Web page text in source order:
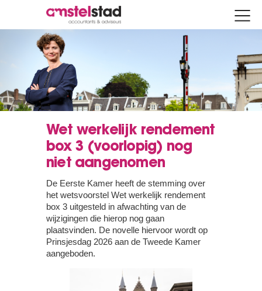
Wet werkelijk rendement
box 3 (voorlopig) nog
niet aangenomen
De Eerste Kamer heeft de stemming over
het wetsvoorstel Wet werkelijk rendement
box 3 uitgesteld in afwachting van de
wijzigingen die hierop nog gaan
plaatsvinden. De novelle hiervoor wordt op
Prinsjesdag 2026 aan de Tweede Kamer
aangeboden.